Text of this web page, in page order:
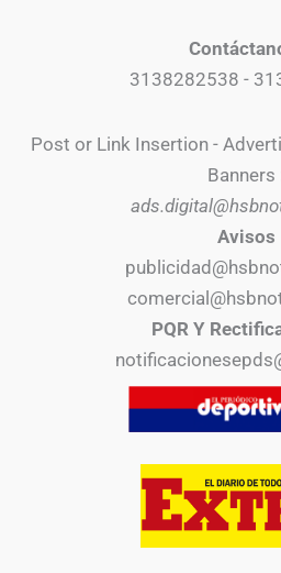
3138282538 -
Post or Link Insertion -
Banners
Avisos
PQR Y